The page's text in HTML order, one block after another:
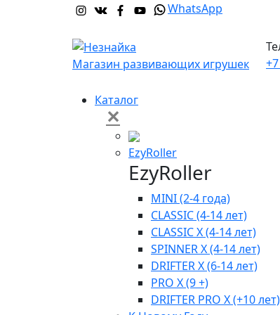
WhatsApp
Магазин развивающих игрушек
Каталог
✕
EzyRoller
EzyRoller
MINI (2-4 года)
CLASSIC (4-14 лет)
CLASSIC X (4-14 лет)
SPINNER X (4-14 лет)
DRIFTER X (6-14 лет)
PRO X (9 +)
DRIFTER PRO X (+10 лет)